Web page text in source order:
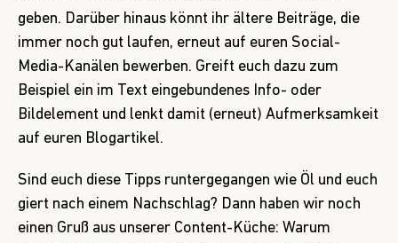
geben. Darüber hinaus könnt ihr ältere Beiträge, die
immer noch gut laufen, erneut auf euren Social-
Media-Kanälen bewerben. Greift euch dazu zum
Beispiel ein im Text eingebundenes Info- oder
Bildelement und lenkt damit (erneut) Aufmerksamkeit
auf euren Blogartikel.
Sind euch diese Tipps runtergegangen wie Öl und euch
giert nach einem Nachschlag? Dann haben wir noch
einen Gruß aus unserer Content-Küche: Warum